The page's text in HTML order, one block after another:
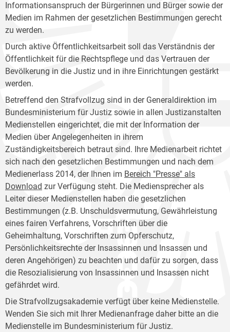
Informationsanspruch der Bürgerinnen und Bürger sowie der
Medien im Rahmen der gesetzlichen Bestimmungen gerecht
zu werden.
Durch aktive Öffentlichkeitsarbeit soll das Verständnis der
Öffentlichkeit für die Rechtspflege und das Vertrauen der
Bevölkerung in die Justiz und in ihre Einrichtungen gestärkt
werden.
Betreffend den Strafvollzug sind in der Generaldirektion im
Bundesministerium für Justiz sowie in allen Justizanstalten
Medienstellen eingerichtet, die mit der Information der
Medien über Angelegenheiten in ihrem
Zuständigkeitsbereich betraut sind. Ihre Medienarbeit richtet
sich nach den gesetzlichen Bestimmungen und nach dem
Medienerlass 2014, der Ihnen im Bereich "Presse" als
Download zur Verfügung steht. Die Mediensprecher als
Leiter dieser Medienstellen haben die gesetzlichen
Bestimmungen (z.B. Unschuldsvermutung, Gewährleistung
eines fairen Verfahrens, Vorschriften über die
Geheimhaltung, Vorschriften zum Opferschutz,
Persönlichkeitsrechte der Insassinnen und Insassen und
deren Angehörigen) zu beachten und dafür zu sorgen, dass
die Resozialisierung von Insassinnen und Insassen nicht
gefährdet wird.
Die Strafvollzugsakademie verfügt über keine Medienstelle.
Wenden Sie sich mit Ihrer Medienanfrage daher bitte an die
Medienstelle im Bundesministerium für Justiz.